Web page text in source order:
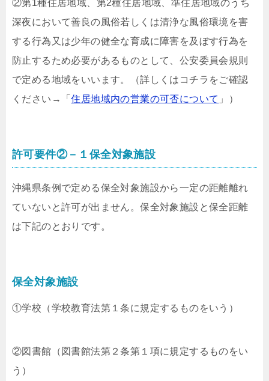
②第1種住居地域、第2種住居地域、準住居地域のうち
深夜において善良の風俗若しくは清浄な風俗環境を害
する行為又は少年の健全な育成に障害を及ぼす行為を
防止するため必要があるものとして、公安委員会規則
で定める地域をいいます。（詳しくはコチラをご確認
ください→「住居地域内の営業の可否について 」）
許可要件②－１保全対象施設
沖縄県条例で定める保全対象施設から一定の距離離れ
ていないと許可が出ません。保全対象施設と保全距離
は下記のとおりです。
保全対象施設
①学校（学校教育法第１条に規定するものをいう）
②図書館（図書館法第２条第１項に規定するものをい
う）